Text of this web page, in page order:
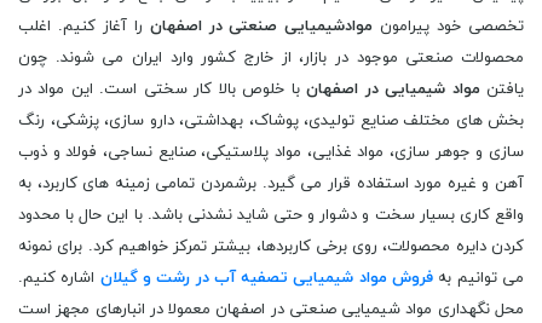
تخصصی خود پیرامون موادشیمیایی صنعتی در اصفهان را آغاز کنیم. اغلب
محصولات صنعتی موجود در بازار، از خارج کشور وارد ایران می شوند. چون
یافتن مواد شیمیایی در اصفهانبا خلوص بالا کار سختی است. این مواد در
بخش های مختلف صنایع تولیدی، پوشاک، بهداشتی، دارو سازی، پزشکی، رنگ
سازی و جوهر سازی، مواد غذایی، مواد پلاستیکی، صنایع نساجی، فولاد و ذوب
آهن و غیره مورد استفاده قرار می گیرد. برشمردن تمامی زمینه های کاربرد، به
واقع کاری بسیار سخت و دشوار و حتی شاید نشدنی باشد. با این حال با محدود
کردن دایره محصولات، روی برخی کاربردها، بیشتر تمرکز خواهیم کرد. برای نمونه
می توانیم به فروش مواد شیمیایی تصفیه آب در رشت و گیلان اشاره کنیم.
محل نگهداری مواد شیمیایی صنعتی در اصفهان معمولا در انبارهای مجهز است